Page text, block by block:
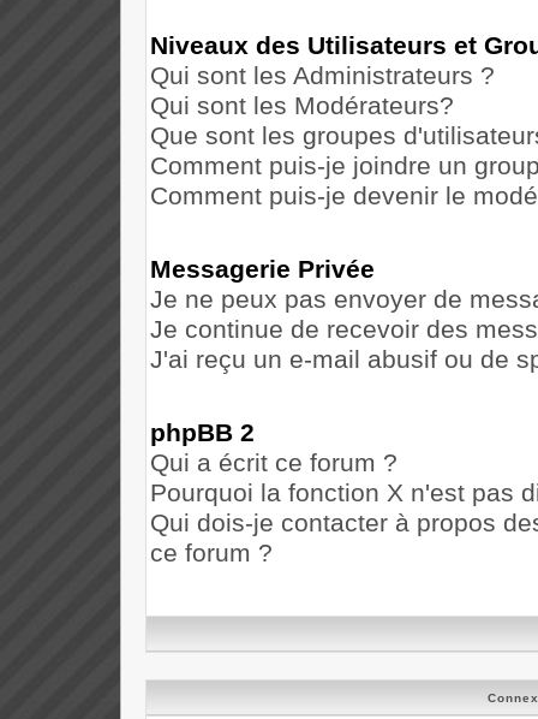
Niveaux des Utilisateurs et
Qui sont les Administrateurs ?
Qui sont les Modérateurs?
Que sont les groupes
Comment puis-je joindre un
Comment puis-je devenir le
Messagerie Privée
Je ne peux pas envoyer de
Je continue de recevoir des
J'ai reçu un e-mail abusif ou de
phpBB 2
Qui a écrit ce forum ?
Pourquoi la fonction X n'est pas
Qui dois-je contacter à propos
ce forum ?